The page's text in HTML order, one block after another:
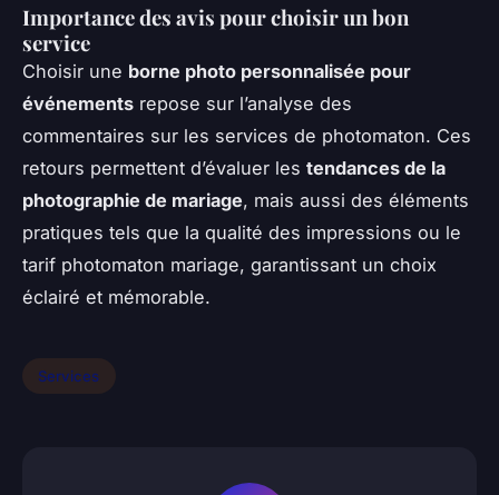
Importance des avis pour choisir un bon
service
Choisir une borne photo personnalisée pour
événements repose sur l’analyse des
commentaires sur les services de photomaton. Ces
retours permettent d’évaluer les tendances de la
photographie de mariage, mais aussi des éléments
pratiques tels que la qualité des impressions ou le
tarif photomaton mariage, garantissant un choix
éclairé et mémorable.
Services